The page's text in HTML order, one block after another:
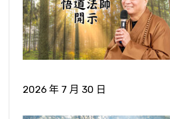
2026 年 7 月 30 日